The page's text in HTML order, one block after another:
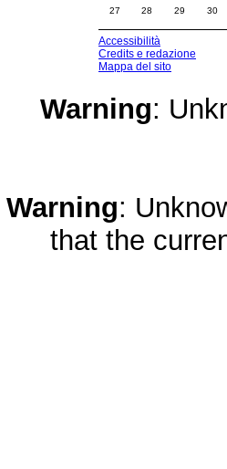
27
28 29 30
Accessibilità
Credits e redazione
Mappa del sito
Warning:
Warning:
that the